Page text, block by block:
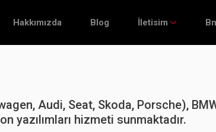
Hakkımızda Blog İletisim
Audi, Seat, Skoda, Porsche),
yazılımları hizmeti sunmaktadır.